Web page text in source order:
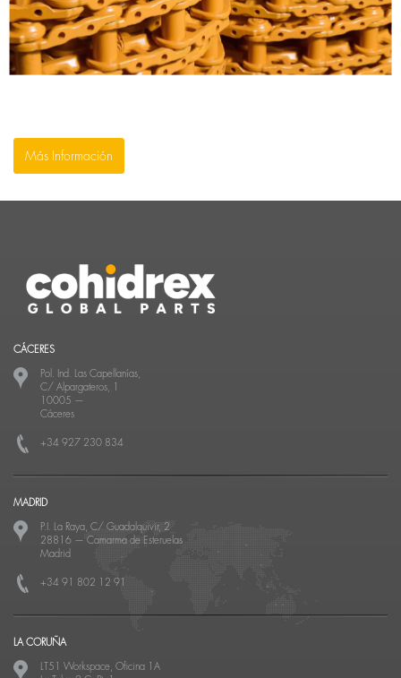
Más Información
CÁCERES
Pol. Ind. Las Capellanías,
C/ Alpargateros, 1
10005 —
Cáceres
+34 927 230 834
MADRID
P.I. La Raya, C/ Guadalquivir, 2
28816 — Camarma de Esteruelas
Madrid
+34 91 802 12 91
LA CORUÑA
LT51 Workspace, Oficina 1A